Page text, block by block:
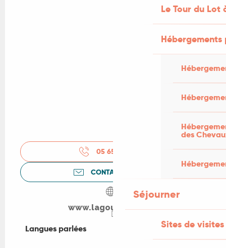
Le Tour du Lot
des
Séjourner
Sites de visites
05 65 41 64
CONTACTEZ-NOUS
www.lagoudalie.com
Langues parlées
Langues parlées